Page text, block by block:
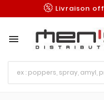
Livraison
